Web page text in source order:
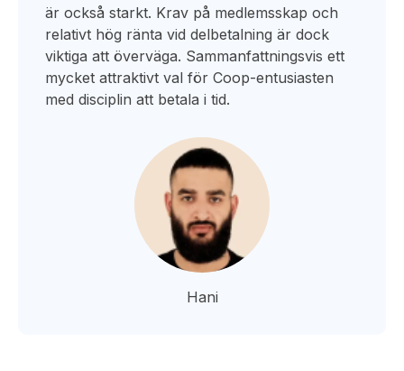
är också starkt. Krav på medlemsskap och
relativt hög ränta vid delbetalning är dock
viktiga att överväga. Sammanfattningsvis ett
mycket attraktivt val för Coop-entusiasten
med disciplin att betala i tid.
Hani